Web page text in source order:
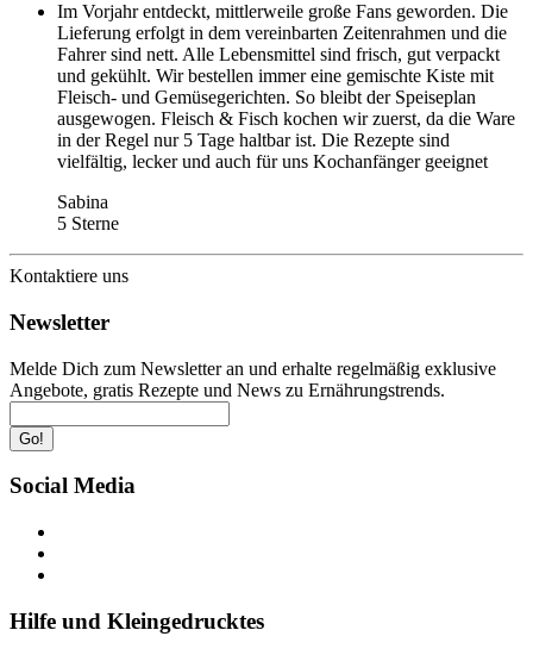
Im Vorjahr entdeckt, mittlerweile große Fans geworden. Die
Lieferung erfolgt in dem vereinbarten Zeitenrahmen und die
Fahrer sind nett. Alle Lebensmittel sind frisch, gut verpackt
und gekühlt. Wir bestellen immer eine gemischte Kiste mit
Fleisch- und Gemüsegerichten. So bleibt der Speiseplan
ausgewogen. Fleisch & Fisch kochen wir zuerst, da die Ware
in der Regel nur 5 Tage haltbar ist. Die Rezepte sind
vielfältig, lecker und auch für uns Kochanfänger geeignet
Sabina
5 Sterne
Kontaktiere uns
Newsletter
Melde Dich zum Newsletter an und erhalte regelmäßig exklusive
Angebote, gratis Rezepte und News zu Ernährungstrends.
Go!
Social Media
Hilfe und Kleingedrucktes